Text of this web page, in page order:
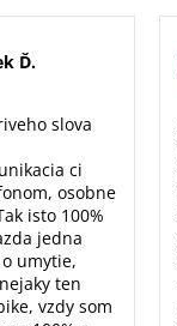
Ď.
slova
ci
osobne
isto 100%
jedna
umytie,
ten
vzdy som